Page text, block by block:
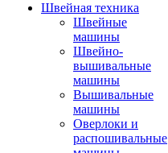
Швейная техника
Швейные
машины
Швейно-
вышивальные
машины
Вышивальные
машины
Оверлоки и
распошивальные